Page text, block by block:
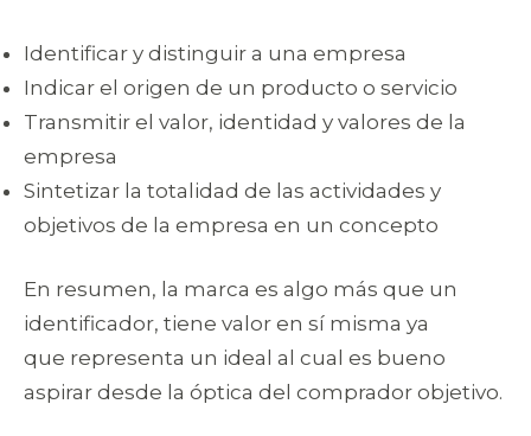
Identificar y distinguir a una empresa
Indicar el origen de un producto o servicio
Transmitir el valor, identidad y valores de la
empresa
Sintetizar la totalidad de las actividades y
objetivos de la empresa en un concepto
En resumen, la marca es algo más que un
identificador, tiene valor en sí misma ya
que representa un ideal al cual es bueno
aspirar desde la óptica del comprador objetivo.